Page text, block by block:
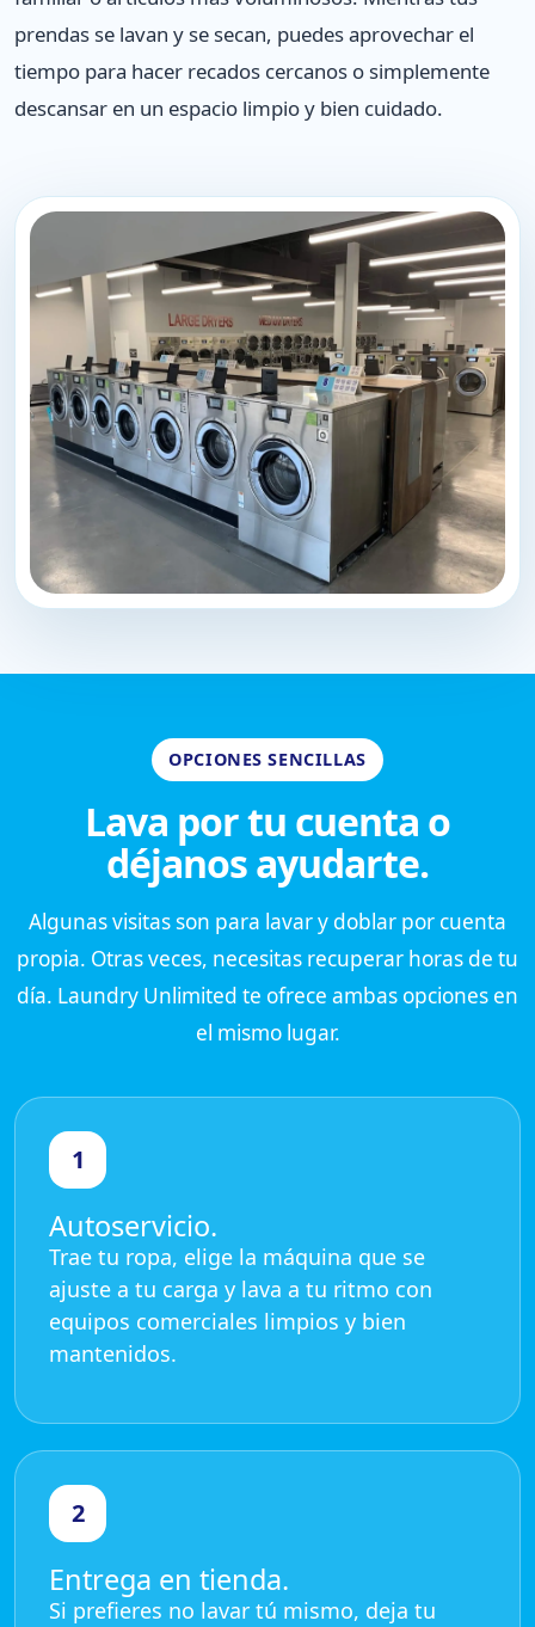
prendas se lavan y se secan, puedes aprovechar el
tiempo para hacer recados cercanos o simplemente
descansar en un espacio limpio y bien cuidado.
OPCIONES SENCILLAS
Lava por tu cuenta o
déjanos ayudarte.
Algunas visitas son para lavar y doblar por cuenta
propia. Otras veces, necesitas recuperar horas de tu
día. Laundry Unlimited te ofrece ambas opciones en
el mismo lugar.
1
Autoservicio.
Trae tu ropa, elige la máquina que se
ajuste a tu carga y lava a tu ritmo con
equipos comerciales limpios y bien
mantenidos.
2
Entrega en tienda.
Si prefieres no lavar tú mismo, deja tu